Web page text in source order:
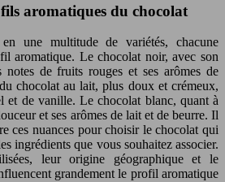
aromatiques du chocolat
une multitude de variétés, chacune
aromatique. Le chocolat noir, avec son
notes de fruits rouges et ses arômes de
chocolat au lait, plus doux et crémeux,
et de vanille. Le chocolat blanc, quant à
et ses arômes de lait et de beurre. Il
ces nuances pour choisir le chocolat qui
ingrédients que vous souhaitez associer.
leur origine géographique et le
grandement le profil aromatique